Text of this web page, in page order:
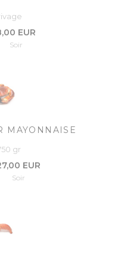
EUR
Soir
MAYONNAISE
gr
EUR
Soir